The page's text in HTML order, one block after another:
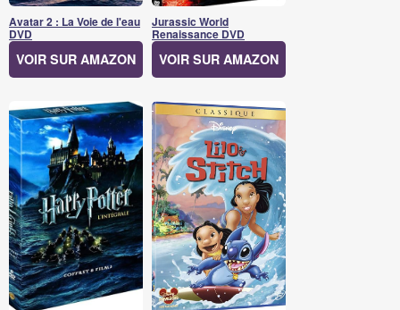
Avatar 2 : La Voie de l'eau
DVD
VOIR SUR AMAZON
Jurassic World
Renaissance DVD
VOIR SUR AMAZON